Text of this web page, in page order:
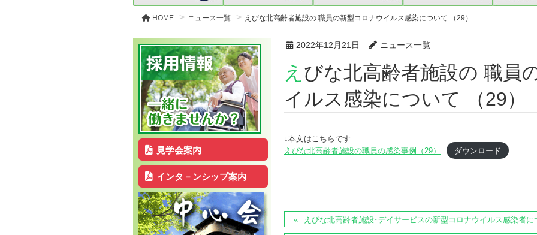
HOME ニュース一覧 えびな北高齢者施設の 職員の新型コロナウイルス感染について （29）
2022年12月21日 ニュース一覧
えびな北高齢者施設の 職員の新型コロナウ
イルス感染について （29）
↓本文はこちらです
えびな北高齢者施設の職員の感染事例（29）
ダウンロード
えびな北高齢者施設･デイサービスの新型コロナウイルス感染者に
見学会案内
インタ－ンシップ案内